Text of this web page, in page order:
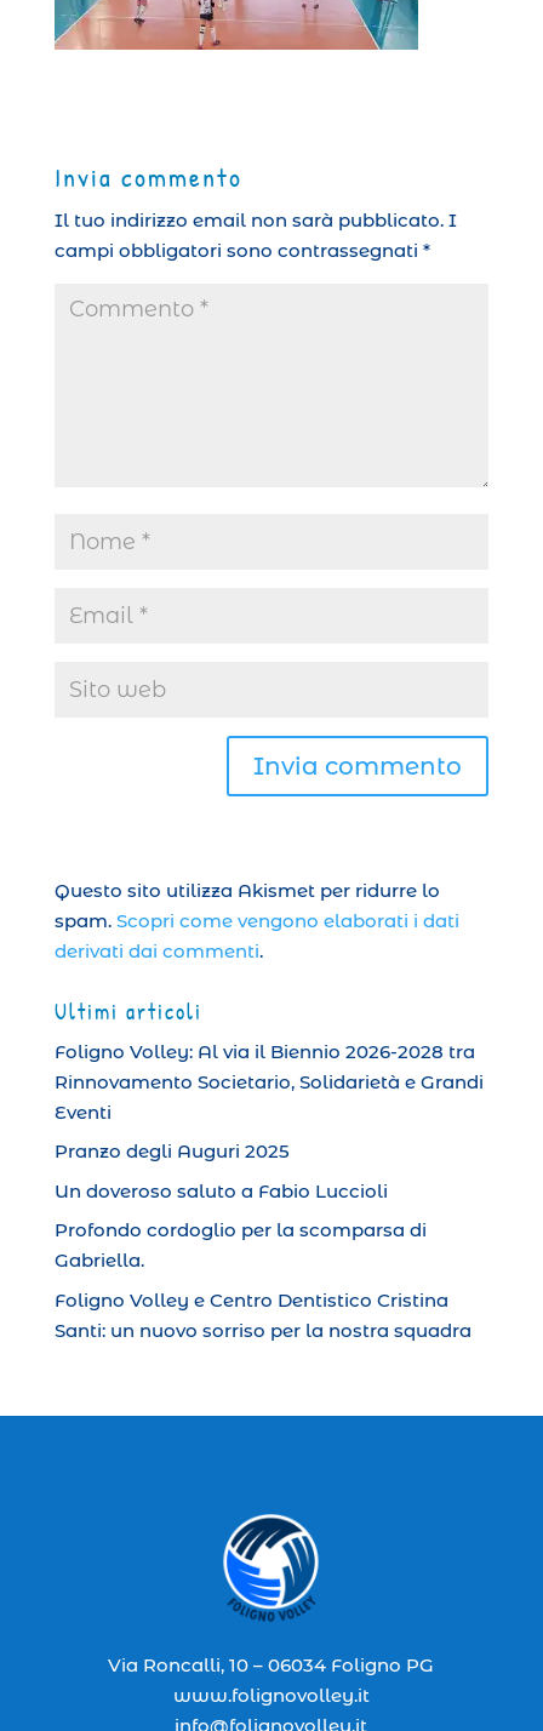
Invia commento
Il tuo indirizzo email non sarà pubblicato. I
campi obbligatori sono contrassegnati *
Questo sito utilizza Akismet per ridurre lo
spam. Scopri come vengono elaborati i dati
derivati dai commenti.
Ultimi articoli
Foligno Volley: Al via il Biennio 2026-2028 tra
Rinnovamento Societario, Solidarietà e Grandi
Eventi
Pranzo degli Auguri 2025
Un doveroso saluto a Fabio Luccioli
Profondo cordoglio per la scomparsa di
Gabriella.
Foligno Volley e Centro Dentistico Cristina
Santi: un nuovo sorriso per la nostra squadra
Via Roncalli, 10 – 06034 Foligno PG
www.folignovolley.it
info@folignovolley.it